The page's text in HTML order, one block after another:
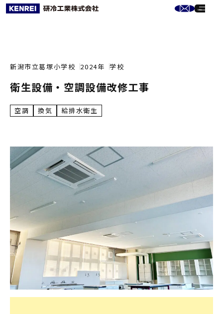
新潟市立葛塚小学校 2024年 学校
衛生設備・空調設備改修工事
空調 換気 給排水衛生